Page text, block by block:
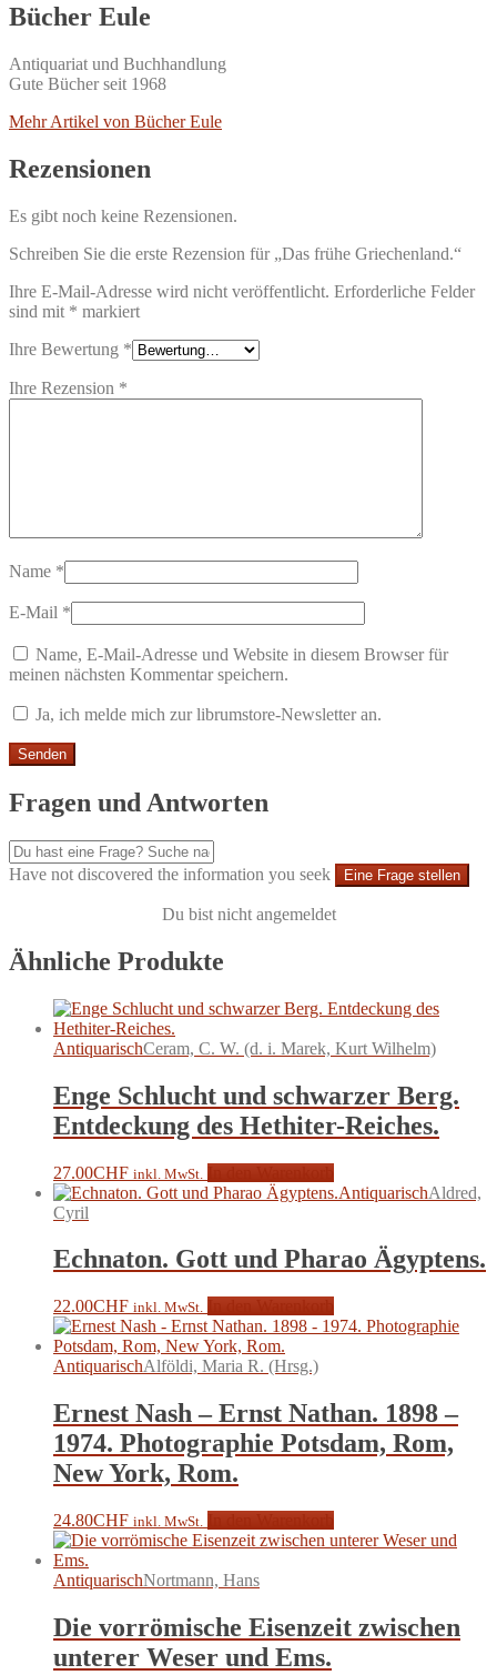
Bücher Eule
Antiquariat und Buchhandlung
Gute Bücher seit 1968
Mehr Artikel von Bücher Eule
Rezensionen
Es gibt noch keine Rezensionen.
Schreiben Sie die erste Rezension für „Das frühe Griechenland.“
Ihre E-Mail-Adresse wird nicht veröffentlicht. Erforderliche Felder
sind mit * markiert
Ihre Bewertung *
Ihre Rezension *
Name *
E-Mail *
Name, E-Mail-Adresse und Website in diesem Browser für
meinen nächsten Kommentar speichern.
Ja, ich melde mich zur librumstore-Newsletter an.
Fragen und Antworten
Have not discovered the information you seek Eine Frage stellen
Du bist nicht angemeldet
Ähnliche Produkte
AntiquarischCeram, C. W. (d. i. Marek, Kurt Wilhelm)
Enge Schlucht und schwarzer Berg.
Entdeckung des Hethiter-Reiches.
27.00CHF inkl. MwSt.
AntiquarischAldred,
Cyril
Echnaton. Gott und Pharao Ägyptens.
22.00CHF inkl. MwSt.
AntiquarischAlföldi, Maria R. (Hrsg.)
Ernest Nash – Ernst Nathan. 1898 –
1974. Photographie Potsdam, Rom,
New York, Rom.
24.80CHF inkl. MwSt.
AntiquarischNortmann, Hans
Die vorrömische Eisenzeit zwischen
unterer Weser und Ems.